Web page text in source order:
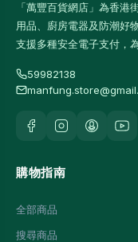
「萬豐百貨網店」為香港
用品、廚房電器及防潮好
支援多種安全電子支付，
59982138
購物指南
全部商品
搜尋商品